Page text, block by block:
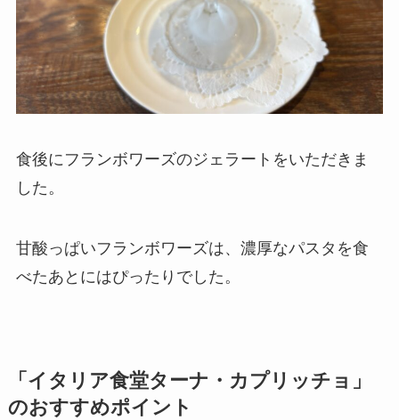
食後にフランボワーズのジェラートをいただきま
した。
甘酸っぱいフランボワーズは、濃厚なパスタを食
べたあとにはぴったりでした。
「イタリア食堂ターナ・カプリッチョ」
のおすすめポイント